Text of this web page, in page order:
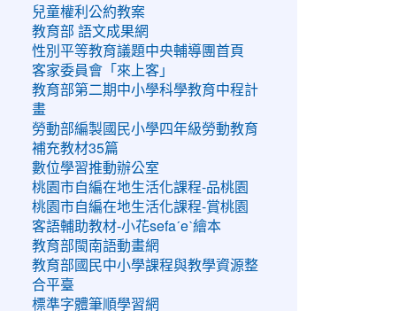
兒童權利公約教案
教育部 語文成果網
性別平等教育議題中央輔導團首頁
客家委員會「來上客」
教育部第二期中小學科學教育中程計
畫
勞動部編製國民小學四年級勞動教育
補充教材35篇
數位學習推動辦公室
桃園市自編在地生活化課程-品桃園
桃園市自編在地生活化課程-賞桃園
客語輔助教材-小花sefaˊeˋ繪本
教育部閩南語動畫網
教育部國民中小學課程與教學資源整
合平臺
標準字體筆順學習網